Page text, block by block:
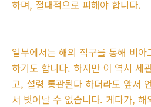
하며, 절대적으로 피해야 합니다.
일부에서는 해외 직구를 통해 비
하기도 합니다. 하지만 이 역시 세
고, 설령 통관된다 하더라도 앞서
서 벗어날 수 없습니다. 게다가,